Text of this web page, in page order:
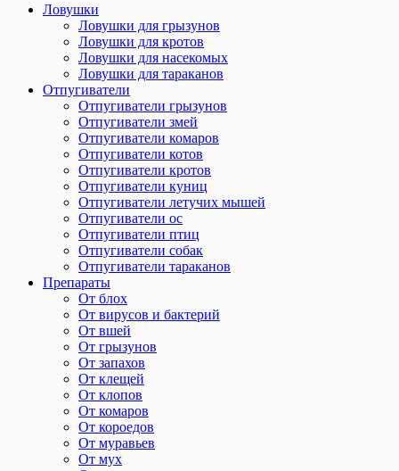
Ловушки
Ловушки для грызунов
Ловушки для кротов
Ловушки для насекомых
Ловушки для тараканов
Отпугиватели
Отпугиватели грызунов
Отпугиватели змей
Отпугиватели комаров
Отпугиватели котов
Отпугиватели кротов
Отпугиватели куниц
Отпугиватели летучих мышей
Отпугиватели ос
Отпугиватели птиц
Отпугиватели собак
Отпугиватели тараканов
Препараты
От блох
От вирусов и бактерий
От вшей
От грызунов
От запахов
От клещей
От клопов
От комаров
От короедов
От муравьев
От мух